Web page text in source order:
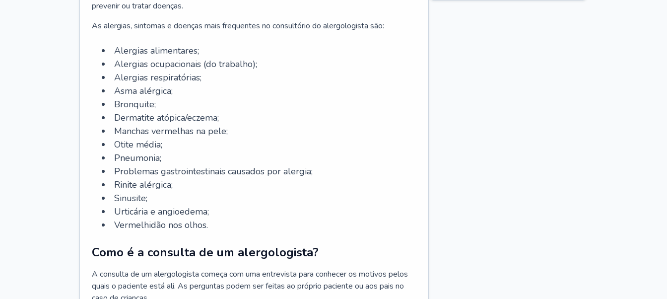
prevenir ou tratar doenças.
As alergias, sintomas e doenças mais frequentes no consultório do alergologista são:
Alergias alimentares;
Alergias ocupacionais (do trabalho);
Alergias respiratórias;
Asma alérgica;
Bronquite;
Dermatite atópica/eczema;
Manchas vermelhas na pele;
Otite média;
Pneumonia;
Problemas gastrointestinais causados por alergia;
Rinite alérgica;
Sinusite;
Urticária e angioedema;
Vermelhidão nos olhos.
Como é a consulta de um alergologista?
A consulta de um alergologista começa com uma entrevista para conhecer os motivos pelos
quais o paciente está ali. As perguntas podem ser feitas ao próprio paciente ou aos pais no